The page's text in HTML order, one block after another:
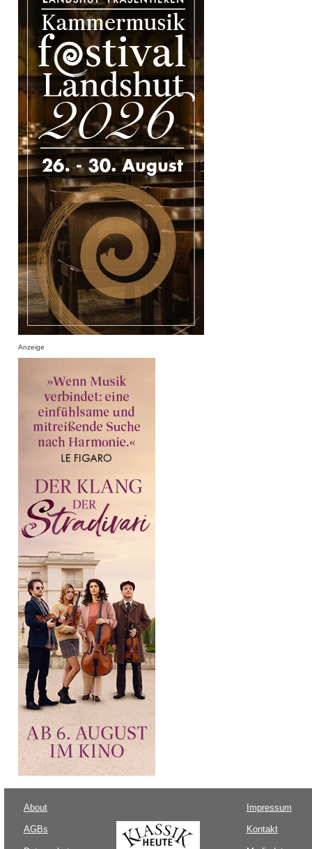
Anzeige
About
AGBs
Impressum
Kontakt